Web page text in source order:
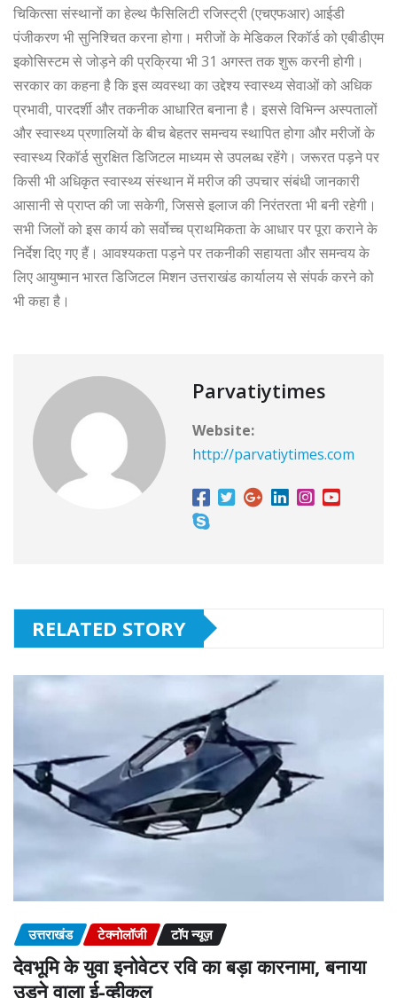
चिकित्सा संस्थानों का हेल्थ फैसिलिटी रजिस्ट्री (एचएफआर) आईडी
पंजीकरण भी सुनिश्चित करना होगा। मरीजों के मेडिकल रिकॉर्ड को एबीडीएम
इकोसिस्टम से जोड़ने की प्रक्रिया भी 31 अगस्त तक शुरू करनी होगी।
सरकार का कहना है कि इस व्यवस्था का उद्देश्य स्वास्थ्य सेवाओं को अधिक
प्रभावी, पारदर्शी और तकनीक आधारित बनाना है। इससे विभिन्न अस्पतालों
और स्वास्थ्य प्रणालियों के बीच बेहतर समन्वय स्थापित होगा और मरीजों के
स्वास्थ्य रिकॉर्ड सुरक्षित डिजिटल माध्यम से उपलब्ध रहेंगे। जरूरत पड़ने पर
किसी भी अधिकृत स्वास्थ्य संस्थान में मरीज की उपचार संबंधी जानकारी
आसानी से प्राप्त की जा सकेगी, जिससे इलाज की निरंतरता भी बनी रहेगी।
सभी जिलों को इस कार्य को सर्वोच्च प्राथमिकता के आधार पर पूरा कराने के
निर्देश दिए गए हैं। आवश्यकता पड़ने पर तकनीकी सहायता और समन्वय के
लिए आयुष्मान भारत डिजिटल मिशन उत्तराखंड कार्यालय से संपर्क करने को
भी कहा है।
Parvatiytimes
Website:
http://parvatiytimes.com
RELATED STORY
उत्तराखंड टेक्नोलॉजी टॉप न्यूज़
देवभूमि के युवा इनोवेटर रवि का बड़ा कारनामा, बनाया
उड़ने वाला ई-व्हीकल